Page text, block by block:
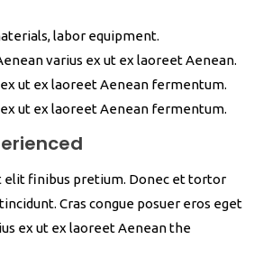
labor equipment.
varius ex ut ex laoreet Aenean.
ut ex laoreet Aenean fermentum.
ut ex laoreet Aenean fermentum.
elit finibus pretium. Donec et tortor
Cras congue posuer eros eget
ex ut ex laoreet Aenean the